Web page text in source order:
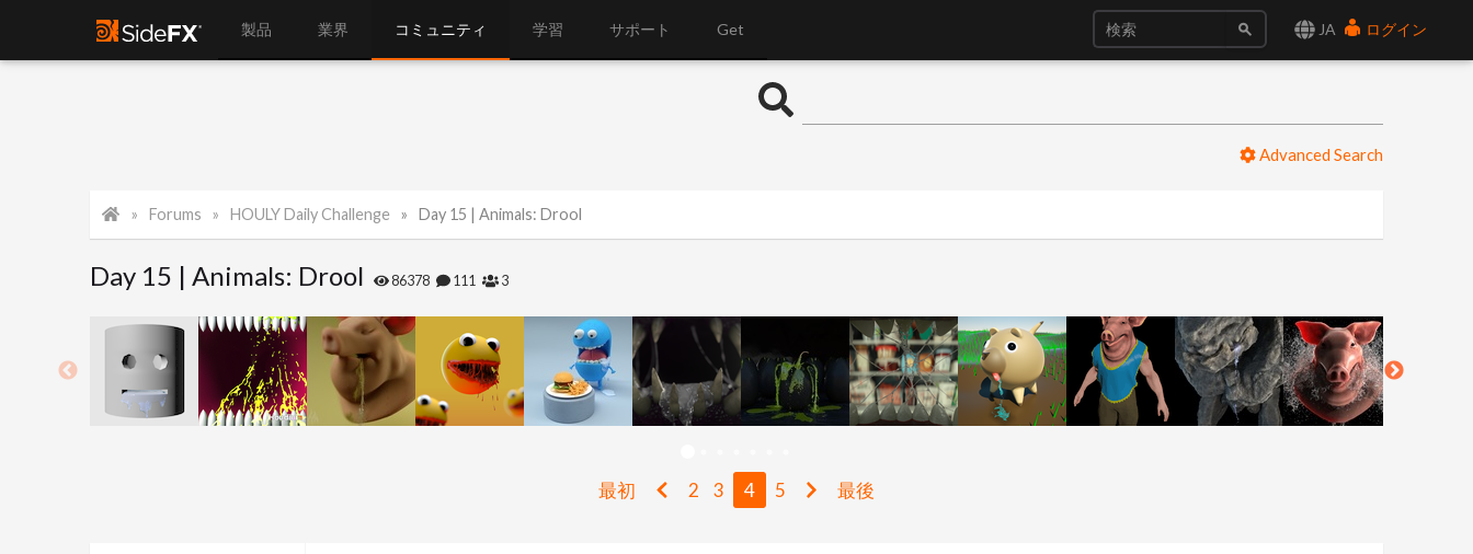
JA ログイン
製品 業界 コミュニティ 学習 サポート Get
Advanced Search
Forums HOULY Daily Challenge Day 15 | Animals: Drool
Day 15 | Animals: Drool 86378 111 3
最初 2 3 4 5 最後